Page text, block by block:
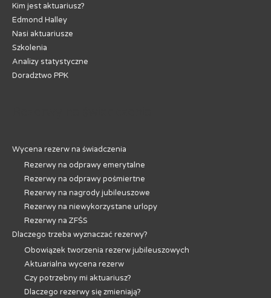
Kim jest aktuariusz?
Edmond Halley
Nasi aktuariusze
Szkolenia
Analizy statystyczne
Doradztwo PPK
Wycena rezerw na świadczenia
Rezerwy na odprawy emerytalne
Rezerwy na odprawy pośmiertne
Rezerwy na nagrody jubileuszowe
Rezerwy na niewykorzystane urlopy
Rezerwy na ZFŚS
Dlaczego trzeba wyznaczać rezerwy?
Obowiązek tworzenia rezerw jubileuszowych
Aktuarialna wycena rezerw
Czy potrzebny mi aktuariusz?
Dlaczego rezerwy się zmieniają?